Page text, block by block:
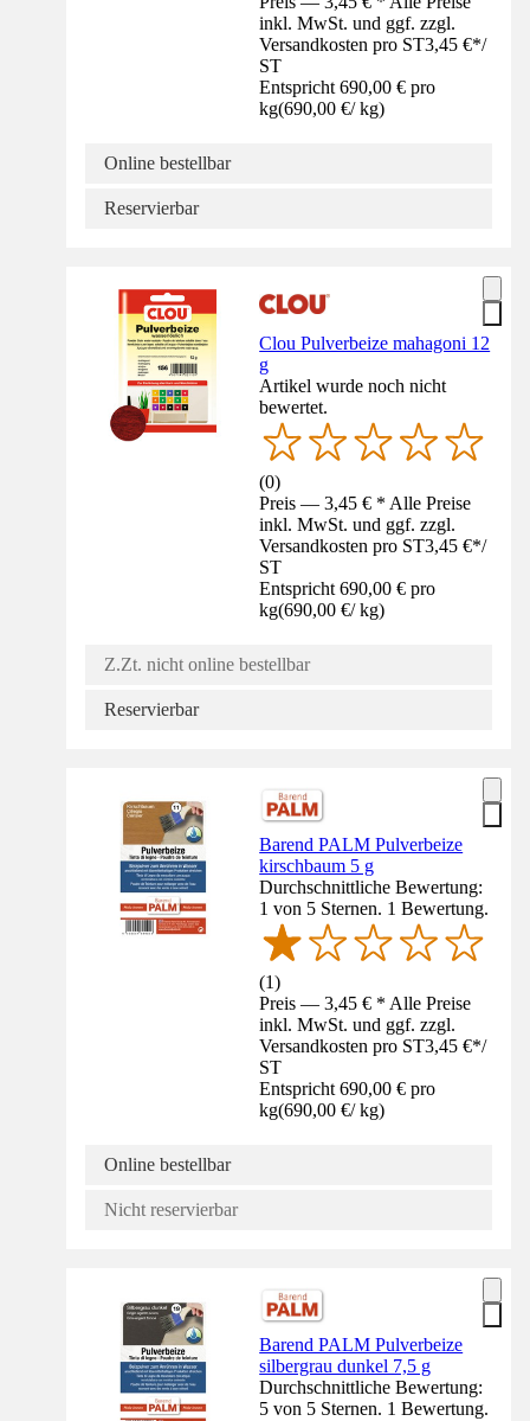
inkl. MwSt. und ggf. zzgl.
Versandkosten pro ST3,45 €*/
ST
Entspricht 690,00 € pro
kg(690,00 €/ kg)
Online bestellbar
Reservierbar
Clou Pulverbeize mahagoni 12
g
Artikel wurde noch nicht
bewertet.
(0)
Preis — 3,45 € * Alle Preise
inkl. MwSt. und ggf. zzgl.
Versandkosten pro ST3,45 €*/
ST
Entspricht 690,00 € pro
kg(690,00 €/ kg)
Z.Zt. nicht online bestellbar
Reservierbar
Barend PALM Pulverbeize
kirschbaum 5 g
Durchschnittliche Bewertung:
1 von 5 Sternen. 1 Bewertung.
(1)
Preis — 3,45 € * Alle Preise
inkl. MwSt. und ggf. zzgl.
Versandkosten pro ST3,45 €*/
ST
Entspricht 690,00 € pro
kg(690,00 €/ kg)
Online bestellbar
Nicht reservierbar
Barend PALM Pulverbeize
silbergrau dunkel 7,5 g
Durchschnittliche Bewertung:
5 von 5 Sternen. 1 Bewertung.